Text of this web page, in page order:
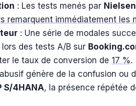
: Les tests menés par
remarquent immédiatement les
: Une série de modales
des tests A/B sur
le taux de conversion de 17 %.
génère de la confusion ou
S/4HANA, la présence répétée